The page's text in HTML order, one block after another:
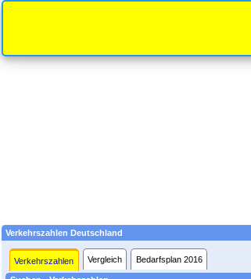
Verkehrszahlen Deutschland
Verkehrszahlen Vergleich Bedarfsplan 2016